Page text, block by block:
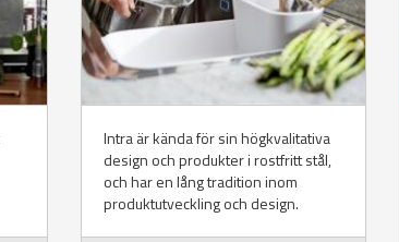
Intra är kända för sin högkvalitativa
design och produkter i rostfritt stål,
och har en lång tradition inom
produktutveckling och design.